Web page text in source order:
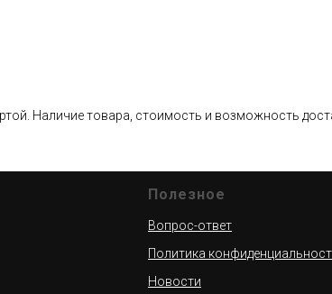
Наличие товара, стоимость и возможность
Полезное
Вопрос-ответ
Политика
Новости